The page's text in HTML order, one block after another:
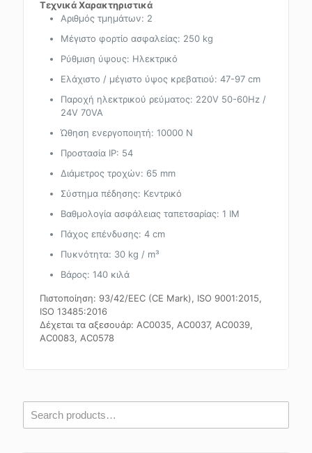
Τεχνικά Χαρακτηριστικά
Αριθμός τμημάτων: 2
Μέγιστο φορτίο ασφαλείας: 250 kg
Ρύθμιση ύψους: Ηλεκτρικό
Ελάχιστο / μέγιστο ύψος κρεβατιού: 47-97 cm
Παροχή ηλεκτρικού ρεύματος: 220V 50-60Hz /
24V 70VA
Ώθηση ενεργοποιητή: 10000 N
Προστασία IP: 54
Διάμετρος τροχών: 65 mm
Σύστημα πέδησης: Κεντρικό
Βαθμολογία ασφάλειας ταπετσαρίας: 1 IM
Πάχος επένδυσης: 4 cm
Πυκνότητα: 30 kg / m³
Βάρος: 140 κιλά
Πιστοποίηση: 93/42/EEC (CE Mark), ISO 9001:2015,
ISO 13485:2016
Δέχεται τα αξεσουάρ: AC0035, AC0037, AC0039,
AC0083, AC0578